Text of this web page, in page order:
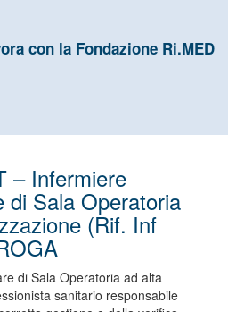
con la Fondazione Ri.MED
– Infermiere
di Sala Operatoria
(Rif. Inf
di Sala Operatoria ad alta
sanitario responsabile